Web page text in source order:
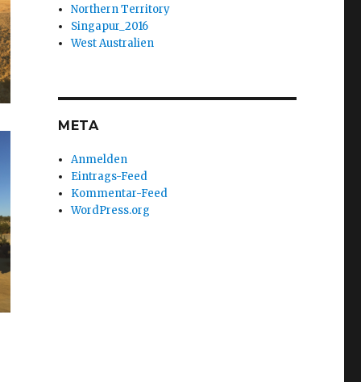
Northern Territory
Singapur_2016
West Australien
META
Anmelden
Eintrags-Feed
Kommentar-Feed
WordPress.org